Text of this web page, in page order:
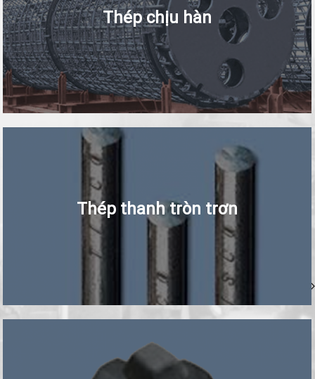
Thép chịu hàn
Thép thanh tròn trơn